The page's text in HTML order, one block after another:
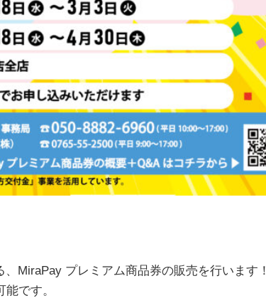
MiraPay プレミアム商品券の販売を行います！
です。